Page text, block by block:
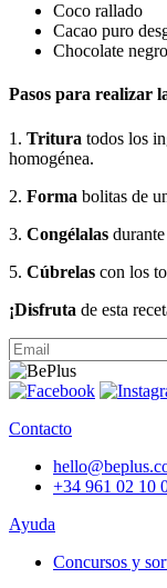
Coco rallado
Cacao puro
Chocolate
Pasos para realizar
1. Tritura todos los
homogénea.
2. Forma bolitas de
3. Congélalas
5. Cúbrelas con los
¡Disfruta de esta
Contacto
+34 961 02 10
Ayuda
Concursos y